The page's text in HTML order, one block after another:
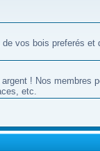
vos bois preferés et
! Nos membres
etc.